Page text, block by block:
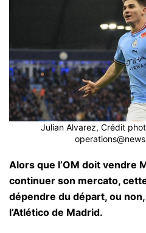
Julian Alvarez, Crédit
Alors que l’OM doit vendre
continuer son mercato,
dépendre du départ, ou
l’Atlético de Madrid.